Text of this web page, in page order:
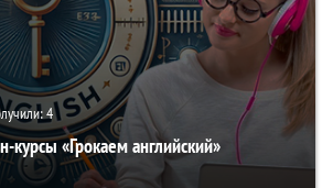
4
курсы «Грокаем английский»